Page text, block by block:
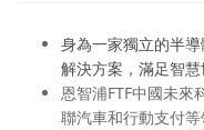
身為一家獨立的半
解決方案，滿足智
恩智浦FTF中國未來
聯汽車和行動支付